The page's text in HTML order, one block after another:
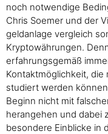
noch notwendige
Chris Soemer und der
geldanlage vergleich
Kryptowährungen.
erfahrungsgemäß
Kontaktmöglichkeit,
studiert werden
Beginn nicht mit
herangehen und dabei
besondere Einblicke in